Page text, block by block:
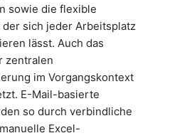
sowie die flexible
sich jeder Arbeitsplatz
lässt. Auch das
zentralen
im Vorgangskontext
E-Mail-basierte
so durch verbindliche
Excel-